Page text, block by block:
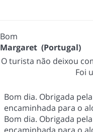
Bom
Margaret (Portugal)
O turista não deixou
Foi
Bom dia. Obrigada
encaminhada para o
Bom dia. Obrigada